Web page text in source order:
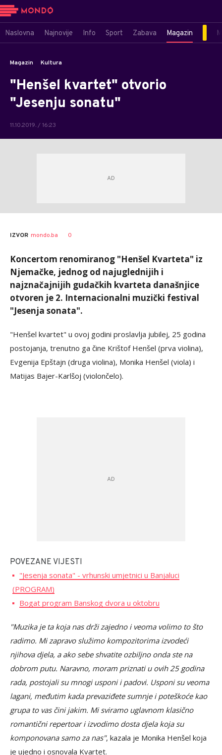
Naslovna Najnovije Info Sport Zabava Magazin
Magazin Kultura
"Henšel kvartet" otvorio
"Jesenju sonatu"
11.10.2019. / 16:23
IZVOR mondo.ba 0
Koncertom renomiranog "Henšel Kvarteta" iz
Njemačke, jednog od najuglednijih i
najznačajnijih gudačkih kvarteta današnjice
otvoren je 2. Internacionalni muzički festival
"Jesenja sonata".
"Henšel kvartet" u ovoj godini proslavlja jubilej, 25 godina
postojanja, trenutno ga čine Krištof Henšel (prva violina),
Evgenija Epštajn (druga violina), Monika Henšel (viola) i
Matijas Bajer-Karlšoj (violončelo).
POVEZANE VIJESTI
"Jesenja sonata" - vrhunski umjetnici u Banjaluci
(PROGRAM)
Bogat program Banskog dvora u oktobru
"Muzika je ta koja nas drži zajedno i veoma volimo to što
radimo. Mi zapravo služimo kompozitorima izvodeći
njihova djela, a ako sebe shvatite ozbiljno onda ste na
dobrom putu. Naravno, moram priznati u ovih 25 godina
rada, postojali su mnogi usponi i padovi. Usponi su veoma
lagani, međutim kada prevaziđete sumnje i poteškoće kao
grupa to vas čini jakim. Mi sviramo uglavnom klasično
romantični repertoar i izvodimo dosta djela koja su
komponovana samo za nas", kazala je Monika Henšel koja
je ujedno i osnovala Kvartet.